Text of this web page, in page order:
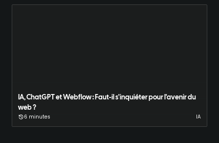
IA, ChatGPT et Webflow : Faut-il s'inquiéter pour l'avenir du
web ?
6 minutes IA